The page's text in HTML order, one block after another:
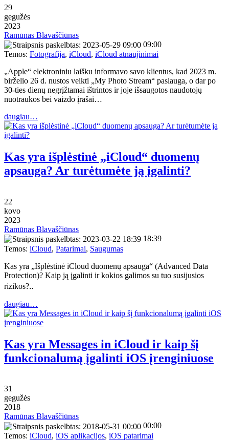
29
gegužės
2023
Ramūnas Blavaščiūnas
09:00
Temos: Fotografija, iCloud, iCloud atnaujinimai
„Apple“ elektroniniu laišku informavo savo klientus, kad 2023 m.
birželio 26 d. nustos veikti „My Photo Stream“ paslauga, o dar po
30-ties dienų negrįžtamai ištrintos ir joje išsaugotos naudotojų
nuotraukos bei vaizdo įrašai…
daugiau…
Kas yra išplėstinė „iCloud“ duomenų
apsauga? Ar turėtumėte ją įgalinti?
22
kovo
2023
Ramūnas Blavaščiūnas
18:39
Temos: iCloud, Patarimai, Saugumas
Kas yra „Išplėstinė iCloud duomenų apsauga“ (Advanced Data
Protection)? Kaip ją įgalinti ir kokios galimos su tuo susijusios
rizikos?‥
daugiau…
Kas yra Messages in iCloud ir kaip šį
funkcionalumą įgalinti iOS įrenginiuose
31
gegužės
2018
Ramūnas Blavaščiūnas
00:00
Temos: iCloud, iOS aplikacijos, iOS patarimai